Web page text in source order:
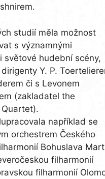
studií měla možnost
s významnými
světové hudební scény,
Y. P.
či s Levonem
(zakladatel the
například se
orchestrem Českého
Bohuslava
filharmonií
filharmonií